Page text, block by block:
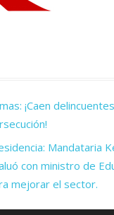
¡Caen
Mandataria
con ministro de
mejorar el sector.